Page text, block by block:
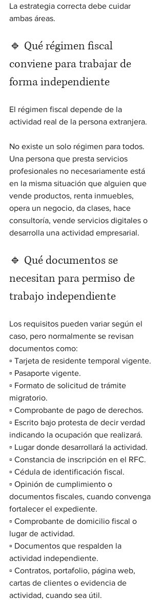
La estrategia correcta debe cuidar
ambas áreas.
🔹 Qué régimen fiscal
conviene para trabajar de
forma independiente
El régimen fiscal depende de la
actividad real de la persona extranjera.
No existe un solo régimen para todos.
Una persona que presta servicios
profesionales no necesariamente está
en la misma situación que alguien que
vende productos, renta inmuebles,
opera un negocio, da clases, hace
consultoría, vende servicios digitales o
desarrolla una actividad empresarial.
🔹 Qué documentos se
necesitan para permiso de
trabajo independiente
Los requisitos pueden variar según el
caso, pero normalmente se revisan
documentos como:
▫️ Tarjeta de residente temporal vigente.
▫️ Pasaporte vigente.
▫️ Formato de solicitud de trámite
migratorio.
▫️ Comprobante de pago de derechos.
▫️ Escrito bajo protesta de decir verdad
indicando la ocupación que realizará.
▫️ Lugar donde desarrollará la actividad.
▫️ Constancia de inscripción en el RFC.
▫️ Cédula de identificación fiscal.
▫️ Opinión de cumplimiento o
documentos fiscales, cuando convenga
fortalecer el expediente.
▫️ Comprobante de domicilio fiscal o
lugar de actividad.
▫️ Documentos que respalden la
actividad independiente.
▫️ Contratos, portafolio, página web,
cartas de clientes o evidencia de
actividad, cuando sea útil.